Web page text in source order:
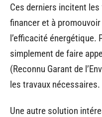
Ces derniers incitent les
financer et à
l’efficacité énergétique.
simplement de faire
(Reconnu Garant de
les travaux nécessaires.
Une autre solution